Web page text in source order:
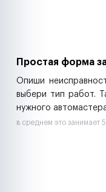
Простая форма
Опиши
выбери тип работ.
нужного
в среднем это занимает